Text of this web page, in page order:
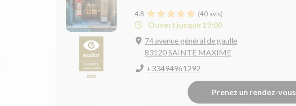
4.8 (40 avis)
Ouvert jusque 19:00
74 avenue général de gaulle
83120 SAINTE MAXIME
+33494961292
Prenez un rendez-vous